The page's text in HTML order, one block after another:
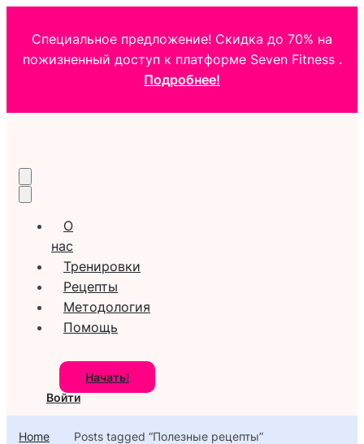
Специальное предложение! Скидка до 70% на
пожизненный доступ к платформе Seven Fitness .
Подробнее!
О
нас
Тренировки
Рецепты
Методология
Помощь
Начать!
Войти
Home Posts tagged “Полезные рецепты”